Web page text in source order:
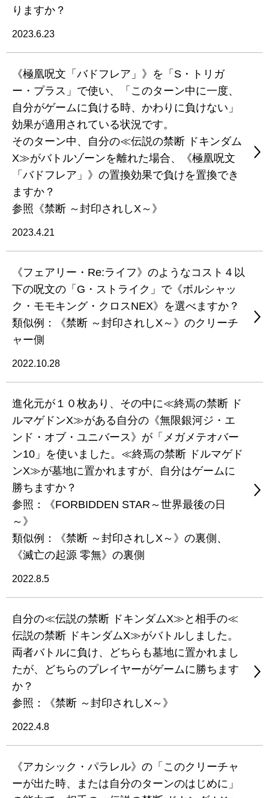
りますか？
2023.6.23
《極凰呪文「バドフレア」》を「S・トリガ
ー・プラス」で使い、「このターン中に一度、
自分がゲームに負ける時、かわりに負けない」
効果が適用されている状況です。
そのターン中、自分の≪伝説の禁断 ドキンダム
X≫がバトルゾーンを離れた場合、《極凰呪文
「バドフレア」》の置換効果で負けを置換でき
ますか？
参照《禁断 ～封印されしX～》
2023.4.21
《フェアリー・Re:ライフ》のようなコスト４以
下の呪文の「G・ストライク」で《ボルシャッ
ク・モモキング・クロスNEX》を選べますか？
類似例：《禁断 ～封印されしX～》のクリーチ
ャー側
2022.10.28
進化元が１０枚あり、その中に≪終焉の禁断 ド
ルマゲドンX≫がある自分の《無限銀河ジ・エ
ンド・オブ・ユニバース》が「メガメテオバー
ン10」を使いました。≪終焉の禁断 ドルマゲド
ンX≫が墓地に置かれますが、自分はゲームに
勝ちますか？
参照：《FORBIDDEN STAR～世界最後の日
～》
類似例：《禁断 ～封印されしX～》の裏側、
《滅亡の起源 零無》の裏側
2022.8.5
自分の≪伝説の禁断 ドキンダムX≫と相手の≪
伝説の禁断 ドキンダムX≫がバトルしました。
両者バトルに負け、どちらも墓地に置かれまし
たが、どちらのプレイヤーがゲームに勝ちます
か？
参照：《禁断 ～封印されしX～》
2022.4.8
《アカシック・パラレル》の「このクリーチャ
ーが出た時、または自分のターンのはじめに」